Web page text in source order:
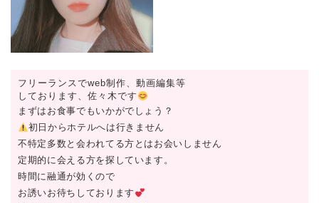
フリーランスでweb制作、動画編集等
しております、佐々木です
まずはお食事でもいかがでしょう？
初日からホテルへは行きません
不特定多数と会われてる方とはお会いしません
定期的に会える方を探しています。
時間に融通が効くので
お誘いお待ちしております